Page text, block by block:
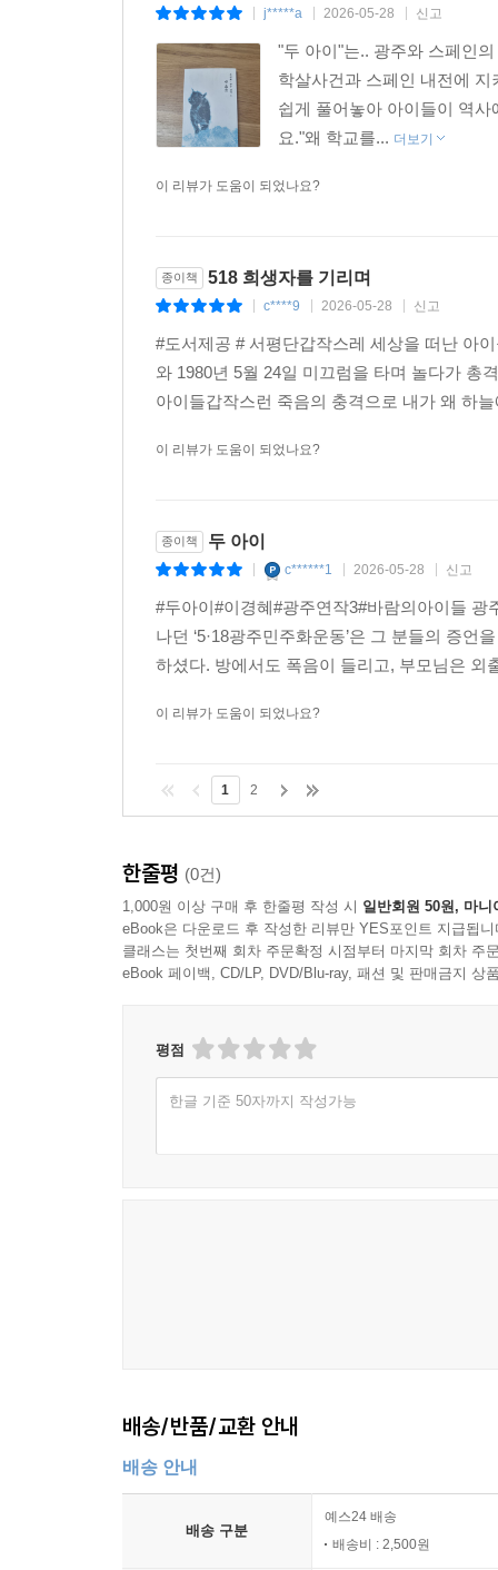
j*****a 2026-05-28 신고
"두 아이"는.. 광주와 스페인
학살사건과 스페인 내전에
쉽게 풀어놓아 아이들이 역
요."왜 학교를... 더보기
이 리뷰가 도움이 되었나요?
종이책 518 희생자를 기리며
c****9 2026-05-28 신고
#도서제공 # 서평단갑작스레 세상을 떠난 아
와 1980년 5월 24일 미끄럼을 타며 놀다가 총
아이들갑작스런 죽음의 충격으로 내가 왜 하
이 리뷰가 도움이 되었나요?
종이책 두 아이
c******1 2026-05-28 신고
#두아이#이경혜#광주연작3#바람의아이들
나던 ‘5·18광주민주화운동’은 그 분들의 증
하셨다. 방에서도 폭음이 들리고, 부모님은
이 리뷰가 도움이 되었나요?
1 2
한줄평 (0건)
1,000원 이상 구매 후 한줄평 작성 시 일반회원 50원, 마니
eBook은 다운로드 후 작성한 리뷰만 YES포인트 지급됩니
클래스는 첫번째 회차 주문확정 시점부터 마지막 회차 주
eBook 페이백, CD/LP, DVD/Blu-ray, 패션 및 판매금지 상
평점
한글 기준 50자까지 작성가능
배송/반품/교환 안내
배송 안내
배송 구분
예스24 배송
배송비 : 2,500원